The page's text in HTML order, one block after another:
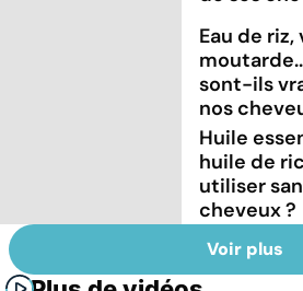
Eau de
sont-ils
nos
Huile
huile de
utiliser
cheveux ?
Voir plus